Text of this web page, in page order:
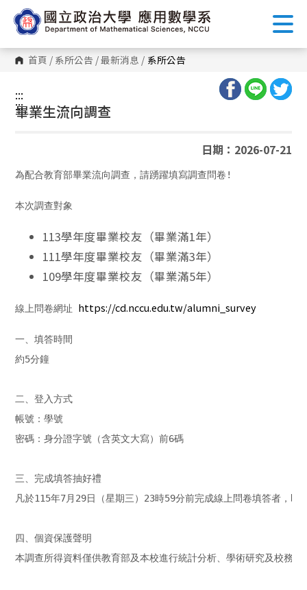
到
主
內
容 首頁 / 系所公告 /最新消息 / 系所公告
:::
:::
畢業生流向調查
日期：2026-07-21
為配合教育部畢業流向調查，請踴躍填寫調查問卷!
113學年度畢業校友（畢業滿1年）
111學年度畢業校友（畢業滿3年）
109學年度畢業校友（畢業滿5年）
線上問卷網址 https://cd.nccu.edu.tw/alumni_survey
一、填答時間
約5分鐘
二、登入方式
帳號：學號
密碼：身分證字號（含英文大寫）前6碼
三、完成填答抽好禮
凡於115年7月29日（星期三）23時59分前完成線上問卷填答者，即
四、個資保護聲明
本調查所得資料僅供教育部及本校進行統計分析、學術研究及校務